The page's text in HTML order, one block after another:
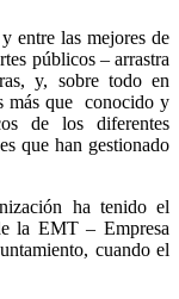
entre las mejores de
públicos – arrastra
y, sobre todo en
más que conocido y
de los diferentes
que han gestionado
ha tenido el
la EMT – Empresa
cuando el